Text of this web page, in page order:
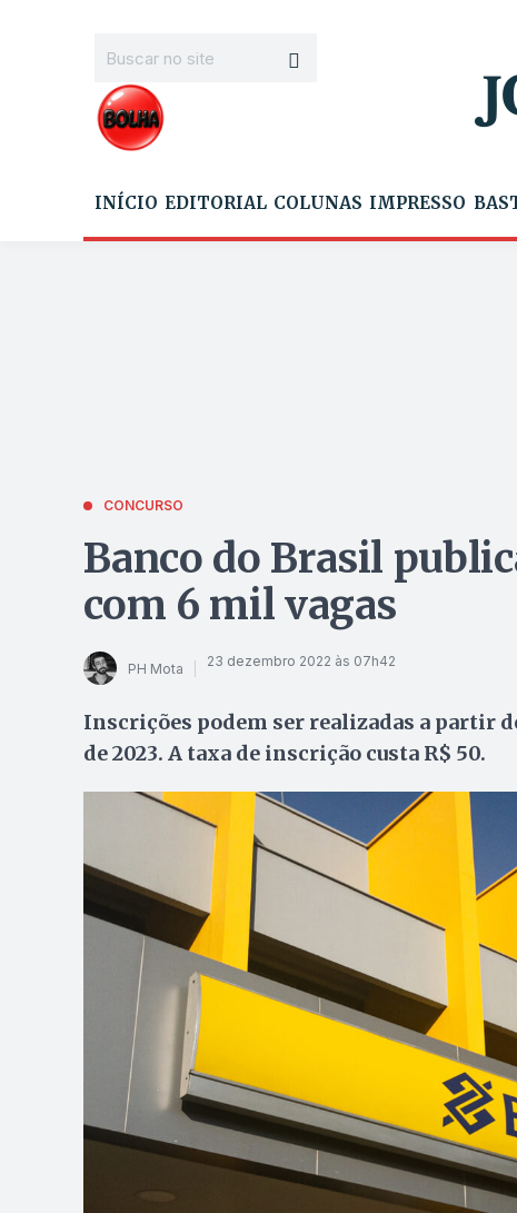
INÍCIO EDITORIAL COLUNAS IMPRESSO
CONCURSO
Banco do Brasil
com 6 mil vagas
PH Mota 23 dezembro 2022 às 07h42
Inscrições podem ser realizadas a partir
de 2023. A taxa de inscrição custa R$ 50.